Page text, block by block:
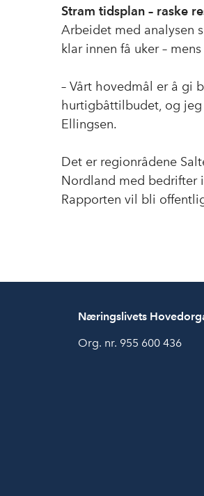
Stram tidsplan – raske
Arbeidet med analysen
klar innen få uker –
– Vårt hovedmål er å gi
hurtigbåttilbudet, og
Ellingsen.
Det er regionrådene
Nordland med bedrifter
Rapporten vil bli
Næringslivets
Org. nr. 955 600 436